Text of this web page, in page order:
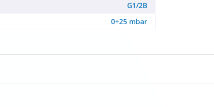
G1/2B
0÷25 mbar